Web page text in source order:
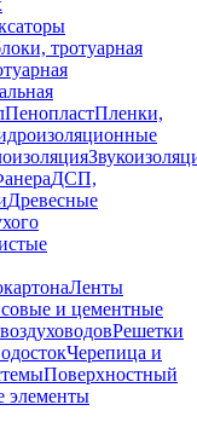
тротуарная
ПенопластПленки,
ДСП,
Древесные
Ленты
и цементные
Решетки
Черепица и
Поверхностный
элементы